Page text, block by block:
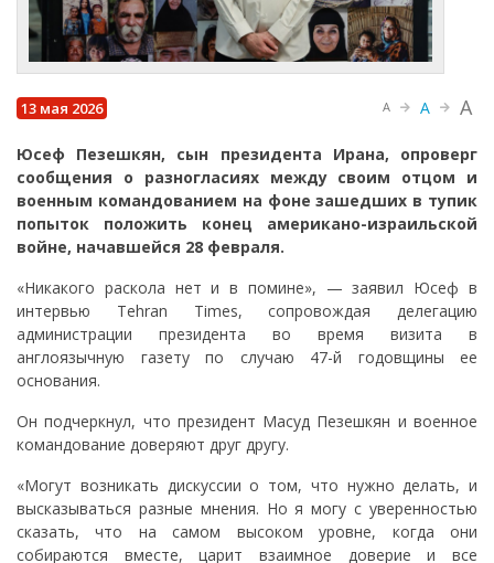
13 мая 2026 A A A
Юсеф Пезешкян, сын президента Ирана, опроверг
сообщения о разногласиях между своим отцом и
военным командованием на фоне зашедших в тупик
попыток положить конец американо-израильской
войне, начавшейся 28 февраля.
«Никакого раскола нет и в помине», — заявил Юсеф в
интервью Tehran Times, сопровождая делегацию
администрации президента во время визита в
англоязычную газету по случаю 47-й годовщины ее
основания.
Он подчеркнул, что президент Масуд Пезешкян и военное
командование доверяют друг другу.
«Могут возникать дискуссии о том, что нужно делать, и
высказываться разные мнения. Но я могу с уверенностью
сказать, что на самом высоком уровне, когда они
собираются вместе, царит взаимное доверие и все